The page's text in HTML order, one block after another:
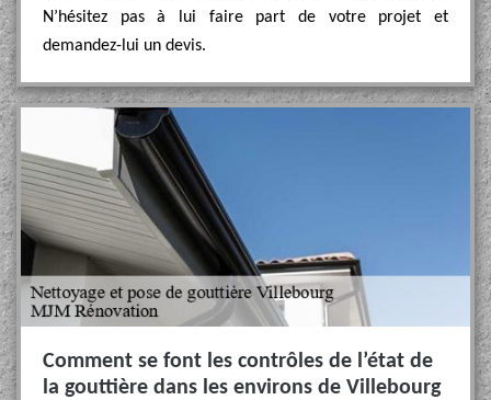
N’hésitez pas à lui faire part de votre projet et
demandez-lui un devis.
Comment se font les contrôles de l’état de
la gouttière dans les environs de Villebourg